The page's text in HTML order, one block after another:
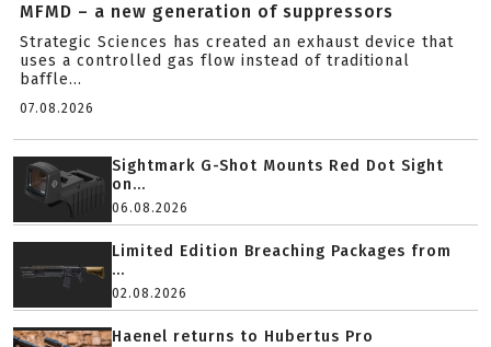
MFMD – a new generation of suppressors
Strategic Sciences has created an exhaust device that
uses a controlled gas flow instead of traditional
baffle...
07.08.2026
Sightmark G-Shot Mounts Red Dot Sight
on...
06.08.2026
Limited Edition Breaching Packages from
...
02.08.2026
Haenel returns to Hubertus Pro